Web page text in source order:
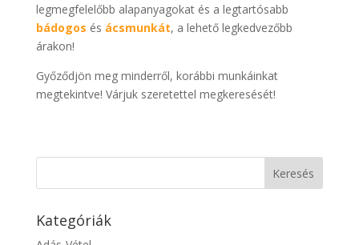
legmegfelelőbb alapanyagokat és a legtartósabb
bádogos és ácsmunkát, a lehető legkedvezőbb
árakon!
Győződjön meg minderről, korábbi munkáinkat
megtekintve! Várjuk szeretettel megkeresését!
Kategóriák